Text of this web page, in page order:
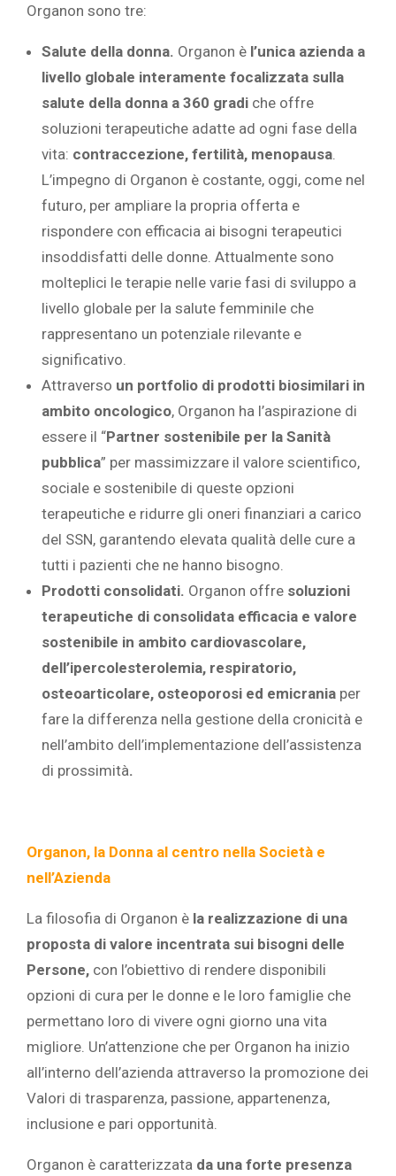
Organon sono tre:
Salute della donna. Organon è l’unica azienda a
livello globale interamente focalizzata sulla
salute della donna a 360 gradi che offre
soluzioni terapeutiche adatte ad ogni fase della
vita: contraccezione, fertilità, menopausa.
L’impegno di Organon è costante, oggi, come nel
futuro, per ampliare la propria offerta e
rispondere con efficacia ai bisogni terapeutici
insoddisfatti delle donne. Attualmente sono
molteplici le terapie nelle varie fasi di sviluppo a
livello globale per la salute femminile che
rappresentano un potenziale rilevante e
significativo.
Attraverso un portfolio di prodotti biosimilari in
ambito oncologico, Organon ha l’aspirazione di
essere il “Partner sostenibile per la Sanità
pubblica” per massimizzare il valore scientifico,
sociale e sostenibile di queste opzioni
terapeutiche e ridurre gli oneri finanziari a carico
del SSN, garantendo elevata qualità delle cure a
tutti i pazienti che ne hanno bisogno.
Prodotti consolidati. Organon offre soluzioni
terapeutiche di consolidata efficacia e valore
sostenibile in ambito cardiovascolare,
dell’ipercolesterolemia, respiratorio,
osteoarticolare, osteoporosi ed emicrania per
fare la differenza nella gestione della cronicità e
nell’ambito dell’implementazione dell’assistenza
di prossimità.
Organon, la Donna al centro nella Società e
nell’Azienda
La filosofia di Organon è la realizzazione di una
proposta di valore incentrata sui bisogni delle
Persone, con l’obiettivo di rendere disponibili
opzioni di cura per le donne e le loro famiglie che
permettano loro di vivere ogni giorno una vita
migliore. Un’attenzione che per Organon ha inizio
all’interno dell’azienda attraverso la promozione dei
Valori di trasparenza, passione, appartenenza,
inclusione e pari opportunità.
Organon è caratterizzata da una forte presenza